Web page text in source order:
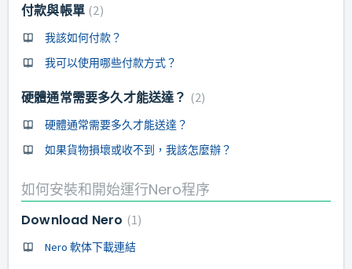
付款與帳單 2
我該如何付款？
我可以使用哪些付款方式？
硬體通常需要多久才能送達？ 2
硬體通常需要多久才能送達？
如果貨物損壞或收不到，我該怎麼辦？
如何安裝和開始運行Nero程序
Download Nero 1
Nero 軟体下載連結